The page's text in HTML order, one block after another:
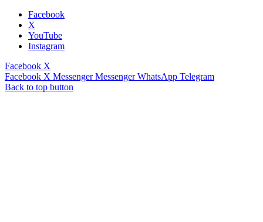
Facebook
X
YouTube
Instagram
Facebook X
Facebook X Messenger Messenger WhatsApp Telegram
Back to top button